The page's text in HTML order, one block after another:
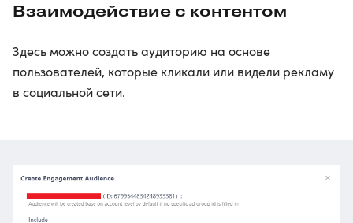
Взаимодействие с контентом
Здесь можно создать аудиторию на основе
пользователей, которые кликали или видели рекламу
в социальной сети.